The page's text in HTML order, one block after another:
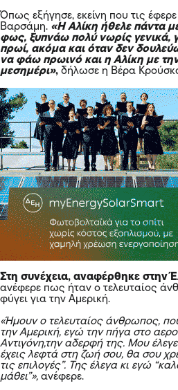
Όπως εξήγησε, εκείνη που τις
Βαρσάμη. «Η Αλίκη ήθελε πάντα
φως, ξυπνάω πολύ νωρίς γενικά,
πρωί, ακόμα και όταν δεν
να φάω πρωινό και η Αλίκη με
μεσημέρι», δήλωσε η Βέρα
Στη συνέχεια, αναφέρθηκε στην
ανέφερε πως ήταν ο τελευταίος
φύγει για την Αμερική.
«Ήμουν ο τελευταίος άνθρωπος,
την Αμερική, εγώ την πήγα στο
Αντιγόνη,την αδερφή της. Μου
έχεις λεφτά στη ζωή σου, θα σου
τις επιλογές”. Της έλεγα κι εγώ
μάθει”», ανέφερε.